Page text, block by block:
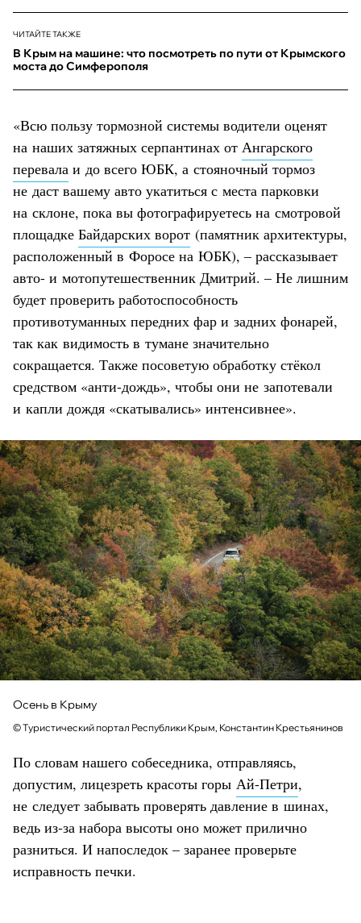
ЧИТАЙТЕ ТАКЖЕ
В Крым на машине: что посмотреть по пути от Крымского
моста до Симферополя
«Всю пользу тормозной системы водители оценят
на наших затяжных серпантинах от Ангарского
перевала и до всего ЮБК, а стояночный тормоз
не даст вашему авто укатиться с места парковки
на склоне, пока вы фотографируетесь на смотровой
площадке Байдарских ворот (памятник архитектуры,
расположенный в Форосе на ЮБК), – рассказывает
авто- и мотопутешественник Дмитрий. – Не лишним
будет проверить работоспособность
противотуманных передних фар и задних фонарей,
так как видимость в тумане значительно
сокращается. Также посоветую обработку стёкол
средством «анти-дождь», чтобы они не запотевали
и капли дождя «скатывались» интенсивнее».
Осень в Крыму
© Туристический портал Республики Крым, Константин Крестьянинов
По словам нашего собеседника, отправляясь,
допустим, лицезреть красоты горы Ай-Петри,
не следует забывать проверять давление в шинах,
ведь из-за набора высоты оно может прилично
разниться. И напоследок – заранее проверьте
исправность печки.